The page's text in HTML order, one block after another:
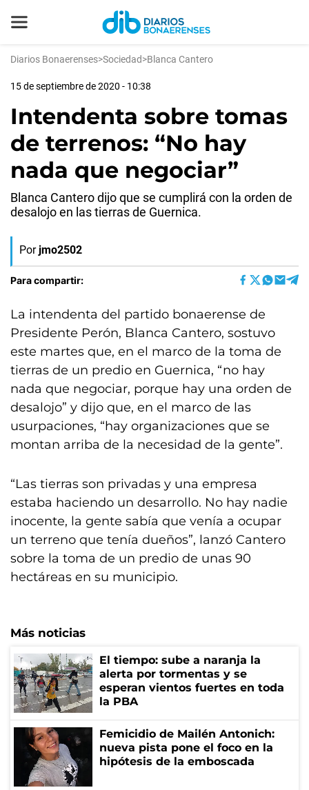
Diarios Bonaerenses>Sociedad>Blanca Cantero
15 de septiembre de 2020 - 10:38
Intendenta sobre tomas
de terrenos: “No hay
nada que negociar”
Blanca Cantero dijo que se cumplirá con la orden de
desalojo en las tierras de Guernica.
Por jmo2502
Para compartir:
La intendenta del partido bonaerense de
Presidente Perón, Blanca Cantero, sostuvo
este martes que, en el marco de la toma de
tierras de un predio en Guernica, “no hay
nada que negociar, porque hay una orden de
desalojo” y dijo que, en el marco de las
usurpaciones, “hay organizaciones que se
montan arriba de la necesidad de la gente”.
“Las tierras son privadas y una empresa
estaba haciendo un desarrollo. No hay nadie
inocente, la gente sabía que venía a ocupar
un terreno que tenía dueños”, lanzó Cantero
sobre la toma de un predio de unas 90
hectáreas en su municipio.
Más noticias
El tiempo: sube a naranja la
alerta por tormentas y se
esperan vientos fuertes en toda
la PBA
Femicidio de Mailén Antonich:
nueva pista pone el foco en la
hipótesis de la emboscada